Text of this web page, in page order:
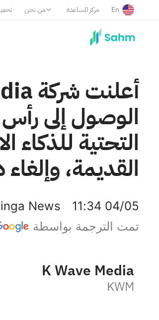
من نحن مركز المساعدة En
التحتية
القديمة، وإلغاء ديون بقيمة
News
11:34 04/05
تمت الترجمة بواسطة
K Wave Media
KWM